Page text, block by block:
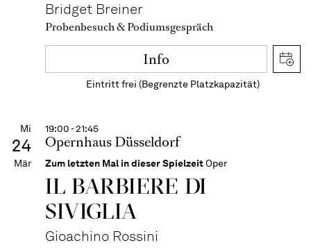
Bridget Breiner
Probenbesuch & Podiumsgespräch
Info
Eintritt frei (Begrenzte Platzkapazität)
Mi
24
Mär
19:00 - 21:45
Opernhaus Düsseldorf
Zum letzten Mal in dieser SpielzeitOper
IL BARBIERE DI
SIVIGLIA
Gioachino Rossini